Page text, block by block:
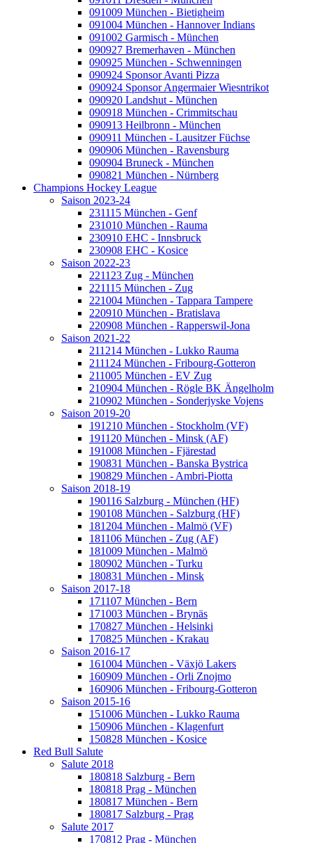
091009 München - Bietigheim
091004 München - Hannover Indians
091002 Garmisch - München
090927 Bremerhaven - München
090925 München - Schwenningen
090924 Sponsor Avanti Pizza
090924 Sponsor Angermaier Wiesntrikot
090920 Landshut - München
090918 München - Crimmitschau
090913 Heilbronn - München
090911 München - Lausitzer Füchse
090906 München - Ravensburg
090904 Bruneck - München
090821 München - Nürnberg
Champions Hockey League
Saison 2023-24
231115 München - Genf
231010 München - Rauma
230910 EHC - Innsbruck
230908 EHC - Kosice
Saison 2022-23
221123 Zug - München
221115 München - Zug
221004 München - Tappara Tampere
220910 München - Bratislava
220908 München - Rapperswil-Jona
Saison 2021-22
211214 München - Lukko Rauma
211124 München - Fribourg-Gotteron
211005 München - EV Zug
210904 München - Rögle BK Ängelholm
210902 München - Sonderjyske Vojens
Saison 2019-20
191210 München - Stockholm (VF)
191120 München - Minsk (AF)
191008 München - Fjärestad
190831 München - Banska Bystrica
190829 München - Ambri-Piotta
Saison 2018-19
190116 Salzburg - München (HF)
190108 München - Salzburg (HF)
181204 München - Malmö (VF)
181106 München - Zug (AF)
181009 München - Malmö
180902 München - Turku
180831 München - Minsk
Saison 2017-18
171107 München - Bern
171003 München - Brynäs
170827 München - Helsinki
170825 München - Krakau
Saison 2016-17
161004 München - Växjö Lakers
160909 München - Orli Znojmo
160906 München - Fribourg-Gotteron
Saison 2015-16
151006 München - Lukko Rauma
150906 München - Klagenfurt
150828 München - Kosice
Red Bull Salute
Salute 2018
180818 Salzburg - Bern
180818 Prag - München
180817 München - Bern
180817 Salzburg - Prag
Salute 2017
170812 Prag - München